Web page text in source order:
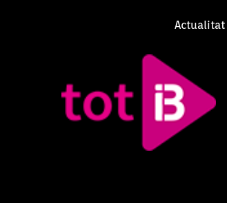
Actualitat